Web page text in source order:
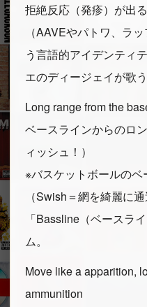
拒絶反応（発疹）が出
（AAVEやパトワ、ラ
う言語的アイデンティ
エのディージェイが歌
Long range from the
ベースラインからのロ
ィッシュ！）
※バスケットボールのベ
（Swish＝網を綺麗に
「Bassline（ベースラ
ム。
Move like a apparition,
ammunition